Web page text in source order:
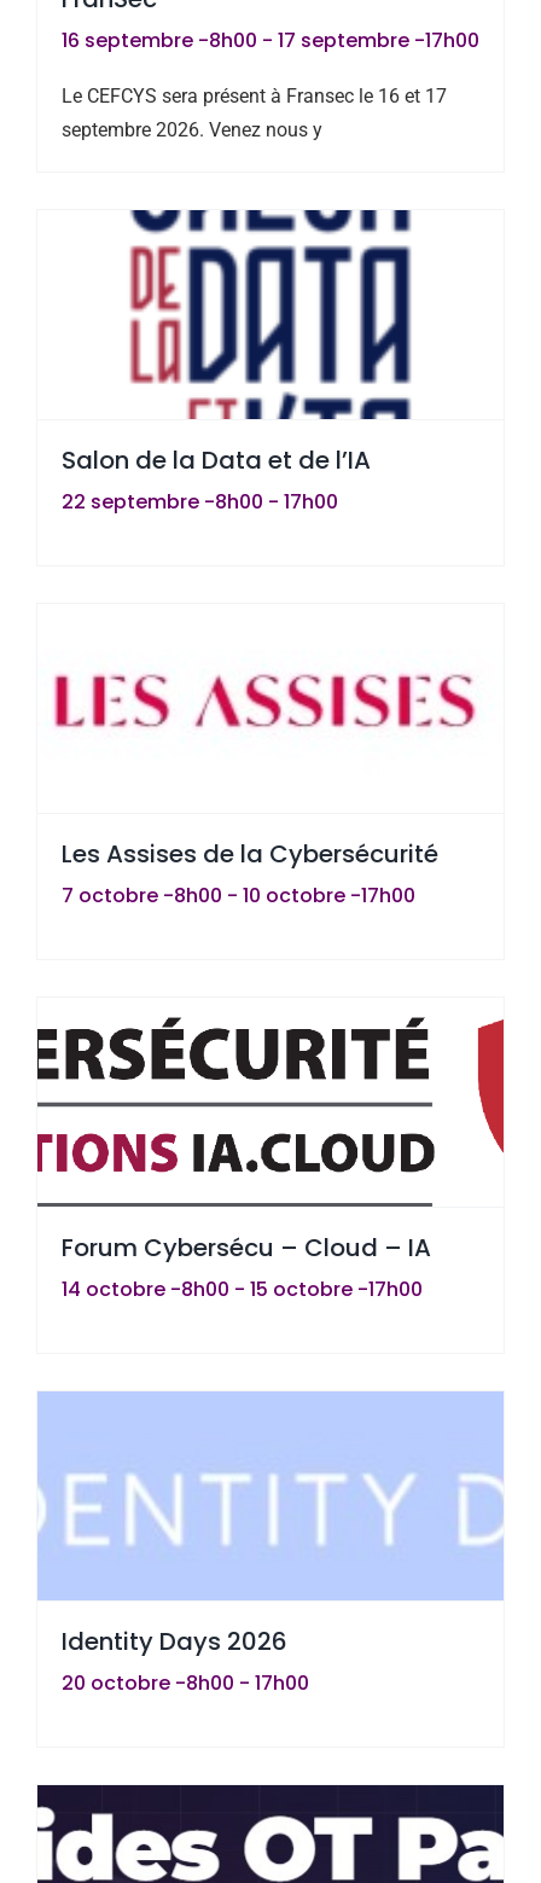
16 septembre -8h00 - 17 septembre -17h00
Le CEFCYS sera présent à Fransec le 16 et 17
septembre 2026. Venez nous y
Salon de la Data et de l’IA
22 septembre -8h00 - 17h00
Les Assises de la Cybersécurité
7 octobre -8h00 - 10 octobre -17h00
Forum Cybersécu – Cloud – IA
14 octobre -8h00 - 15 octobre -17h00
Identity Days 2026
20 octobre -8h00 - 17h00